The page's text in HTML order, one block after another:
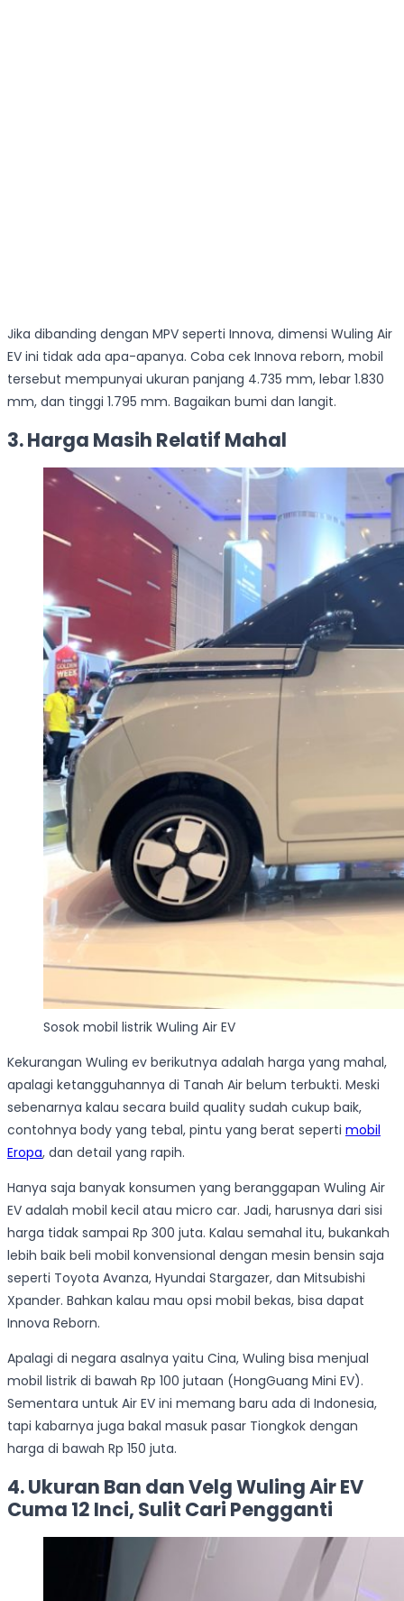
Jika dibanding dengan MPV seperti Innova, dimensi Wuling Air
EV ini tidak ada apa-apanya. Coba cek Innova reborn, mobil
tersebut mempunyai ukuran panjang 4.735 mm, lebar 1.830
mm, dan tinggi 1.795 mm. Bagaikan bumi dan langit.
3. Harga Masih Relatif Mahal
Sosok mobil listrik Wuling Air EV
Kekurangan Wuling ev berikutnya adalah harga yang mahal,
apalagi ketangguhannya di Tanah Air belum terbukti. Meski
sebenarnya kalau secara build quality sudah cukup baik,
contohnya body yang tebal, pintu yang berat seperti mobil
Eropa, dan detail yang rapih.
Hanya saja banyak konsumen yang beranggapan Wuling Air
EV adalah mobil kecil atau micro car. Jadi, harusnya dari sisi
harga tidak sampai Rp 300 juta. Kalau semahal itu, bukankah
lebih baik beli mobil konvensional dengan mesin bensin saja
seperti Toyota Avanza, Hyundai Stargazer, dan Mitsubishi
Xpander. Bahkan kalau mau opsi mobil bekas, bisa dapat
Innova Reborn.
Apalagi di negara asalnya yaitu Cina, Wuling bisa menjual
mobil listrik di bawah Rp 100 jutaan (HongGuang Mini EV).
Sementara untuk Air EV ini memang baru ada di Indonesia,
tapi kabarnya juga bakal masuk pasar Tiongkok dengan
harga di bawah Rp 150 juta.
4. Ukuran Ban dan Velg Wuling Air EV
Cuma 12 Inci, Sulit Cari Pengganti